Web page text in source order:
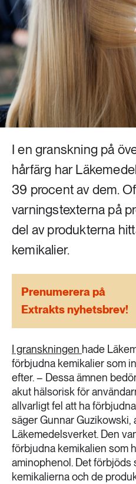
Mat & jordbruk
Skog
Social hållbarhet
Transport
Landsbygd
939 ARTIKLAR
Livsstil & konsumtion
612 ARTIKLAR
262 ARTIKLAR
Social hållbarhet
473 ARTIKLAR
Vatten
I en granskning på
hårfärg har
39 procent av dem.
varningstexterna på
del av produkterna
kemikalier.
Prenumerera på
Extrakts nyhetsbrev!
I granskningen hade
förbjudna kemikalier som
efter. – Dessa ämnen
akut hälsorisk för
allvarligt fel att ha
säger Gunnar Guzikowski,
Läkemedelsverket. Den
förbjudna kemikalien som
aminophenol. Det förbjöds
kemikalierna och de